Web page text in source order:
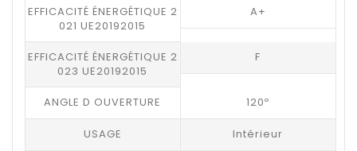
EFFICACITÉ ÉNERGÉTIQUE 2
021 UE20192015
A+
EFFICACITÉ ÉNERGÉTIQUE 2
023 UE20192015
F
ANGLE D OUVERTURE 120º
USAGE Intérieur